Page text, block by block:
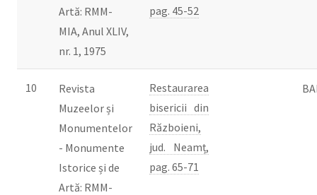
Artă: RMM-
MIA, Anul XLIV,
nr. 1, 1975
pag. 45-52
10
Revista
Muzeelor și
Monumentelor
- Monumente
Istorice și de
Artă: RMM-
Restaurarea
bisericii din
Războieni,
jud. Neamț,
pag. 65-71